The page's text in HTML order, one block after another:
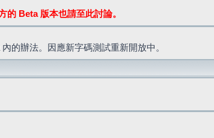
的 Beta 版本也請至此討論。
的辦法。因應新字碼測試重新開放中。